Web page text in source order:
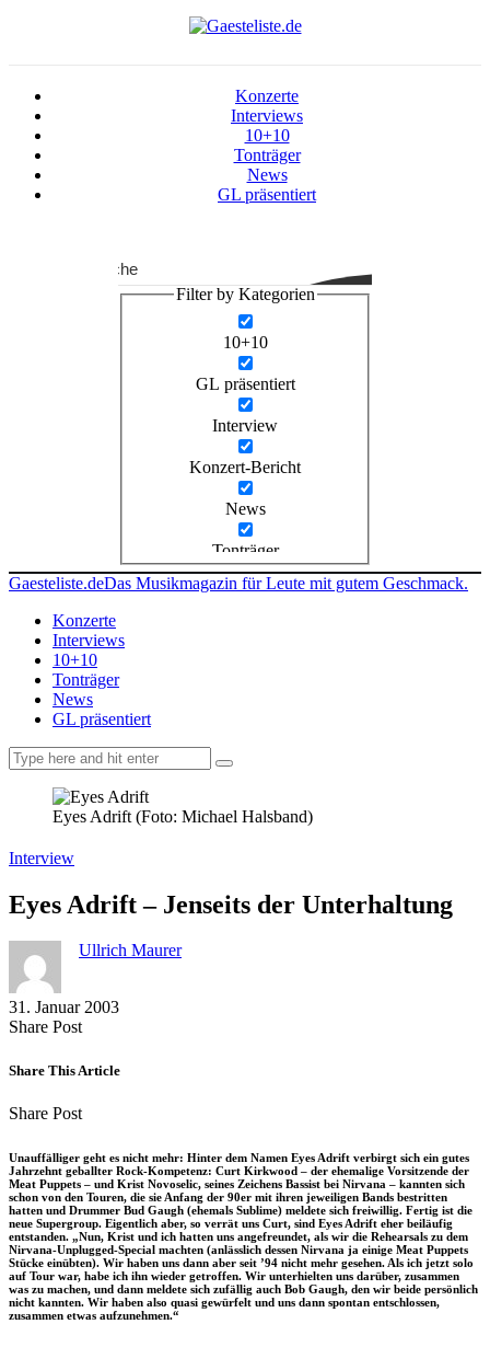
Konzerte
Interviews
10+10
Tonträger
News
GL präsentiert
Suche
Filter by Kategorien
10+10
GL präsentiert
Interview
Konzert-Bericht
News
Tonträger
Gaesteliste.deDas Musikmagazin für Leute mit gutem Geschmack.
Konzerte
Interviews
10+10
Tonträger
News
GL präsentiert
Eyes Adrift (Foto: Michael Halsband)
Interview
Eyes Adrift – Jenseits der Unterhaltung
Ullrich Maurer
31. Januar 2003
Share PostShare
Facebook
Copy
to
Send
via
Share This Article
Share PostShare
Facebook
Copy
to
clipboard
Send
via
eMail
Unauffälliger geht es nicht mehr: Hinter dem Namen Eyes Adrift verbirgt sich ein gutes
Jahrzehnt geballter Rock-Kompetenz: Curt Kirkwood – der ehemalige Vorsitzende der
Meat Puppets – und Krist Novoselic, seines Zeichens Bassist bei Nirvana – kannten sich
schon von den Touren, die sie Anfang der 90er mit ihren jeweiligen Bands bestritten
hatten und Drummer Bud Gaugh (ehemals Sublime) meldete sich freiwillig. Fertig ist die
neue Supergroup. Eigentlich aber, so verrät uns Curt, sind Eyes Adrift eher beiläufig
entstanden. „Nun, Krist und ich hatten uns angefreundet, als wir die Rehearsals zu dem
Nirvana-Unplugged-Special machten (anlässlich dessen Nirvana ja einige Meat Puppets
Stücke einübten). Wir haben uns dann aber seit ’94 nicht mehr gesehen. Als ich jetzt solo
auf Tour war, habe ich ihn wieder getroffen. Wir unterhielten uns darüber, zusammen
was zu machen, und dann meldete sich zufällig auch Bob Gaugh, den wir beide persönlich
nicht kannten. Wir haben also quasi gewürfelt und uns dann spontan entschlossen,
zusammen etwas aufzunehmen.“